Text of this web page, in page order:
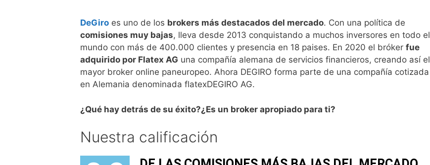
DeGiro es uno de los brokers más destacados del mercado. Con una política de
comisiones muy bajas, lleva desde 2013 conquistando a muchos inversores en todo el
mundo con más de 400.000 clientes y presencia en 18 paises. En 2020 el bróker fue
adquirido por Flatex AG una compañía alemana de servicios financieros, creando así el
mayor broker online paneuropeo. Ahora DEGIRO forma parte de una compañía cotizada
en Alemania denominada flatexDEGIRO AG.
¿Qué hay detrás de su éxito?¿Es un broker apropiado para ti?
Nuestra calificación